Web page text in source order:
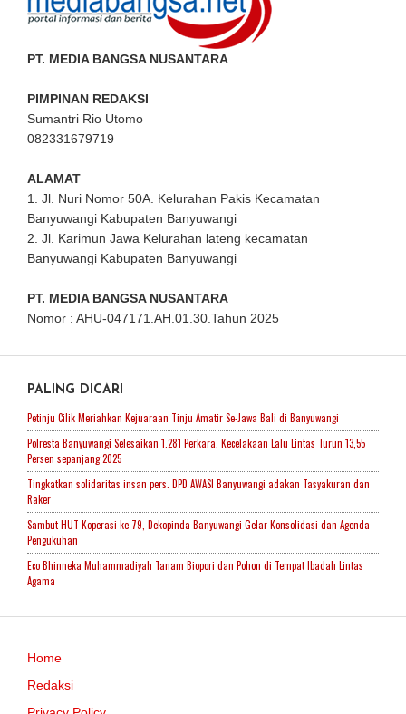
PT. MEDIA BANGSA NUSANTARA
PIMPINAN REDAKSI
Sumantri Rio Utomo
082331679719
ALAMAT
1. Jl. Nuri Nomor 50A. Kelurahan Pakis Kecamatan
Banyuwangi Kabupaten Banyuwangi
2. Jl. Karimun Jawa Kelurahan lateng kecamatan
Banyuwangi Kabupaten Banyuwangi
PT. MEDIA BANGSA NUSANTARA
Nomor : AHU-047171.AH.01.30.Tahun 2025
PALING DICARI
Petinju Cilik Meriahkan Kejuaraan Tinju Amatir Se-Jawa Bali di Banyuwangi
Polresta Banyuwangi Selesaikan 1.281 Perkara, Kecelakaan Lalu Lintas Turun 13,55
Persen sepanjang 2025
Tingkatkan solidaritas insan pers. DPD AWASI Banyuwangi adakan Tasyakuran dan
Raker
Sambut HUT Koperasi ke-79, Dekopinda Banyuwangi Gelar Konsolidasi dan Agenda
Pengukuhan
Eco Bhinneka Muhammadiyah Tanam Biopori dan Pohon di Tempat Ibadah Lintas
Agama
Home
Redaksi